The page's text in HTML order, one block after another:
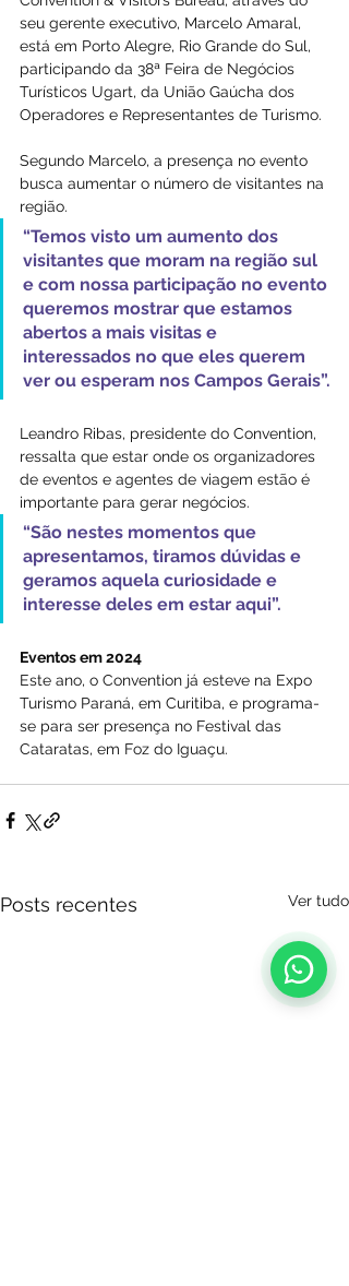
seu gerente executivo, Marcelo Amaral,
está em Porto Alegre, Rio Grande do Sul,
participando da 38ª Feira de Negócios
Turísticos Ugart, da União Gaúcha dos
Operadores e Representantes de Turismo.
Segundo Marcelo, a presença no evento
busca aumentar o número de visitantes na
região.
“Temos visto um aumento dos
visitantes que moram na região sul
e com nossa participação no evento
queremos mostrar que estamos
abertos a mais visitas e
interessados no que eles querem
ver ou esperam nos Campos Gerais”.
Leandro Ribas, presidente do Convention,
ressalta que estar onde os organizadores
de eventos e agentes de viagem estão é
importante para gerar negócios.
“São nestes momentos que
apresentamos, tiramos dúvidas e
geramos aquela curiosidade e
interesse deles em estar aqui”.
Eventos em 2024
Este ano, o Convention já esteve na Expo
Turismo Paraná, em Curitiba, e programa-
se para ser presença no Festival das
Cataratas, em Foz do Iguaçu.
Posts recentes Ver tudo